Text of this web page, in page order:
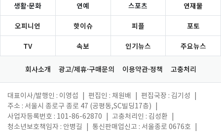
생활·문화 연예 스포츠 연재물
오피니언 핫이슈 피플 포토
TV 속보 인기뉴스 주요뉴스
회사소개 광고/제휴·구매문의 이용약관·정책 고충처리
대표이사/발행인 : 이영섭 편집인 : 채원배 편집국장 : 김기성
주소 : 서울시 종로구 종로 47 (공평동,SC빌딩17층)
사업자등록번호 : 101-86-62870
고충처리인 : 김성환
청소년보호책임자 : 안병길
통신판매업신고 : 서울종로 0676호